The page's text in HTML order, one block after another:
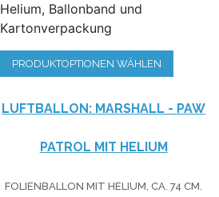
Helium, Ballonband und
Kartonverpackung
PRODUKTOPTIONEN WÄHLEN
LUFTBALLON: MARSHALL - PAW
PATROL MIT HELIUM
FOLIENBALLON MIT HELIUM, CA. 74 CM.